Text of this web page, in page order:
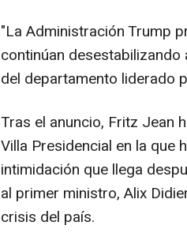
"La Administración Trump
continúan
del departamento liderado
Tras el anuncio, Fritz Jean
Villa Presidencial en la que
intimidación que llega
al primer ministro, Alix
crisis del país.